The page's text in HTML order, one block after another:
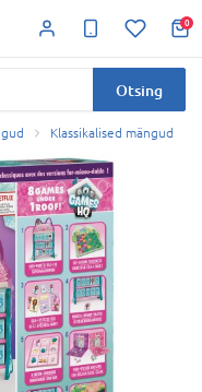
0
Otsing
Klassikalised mängud